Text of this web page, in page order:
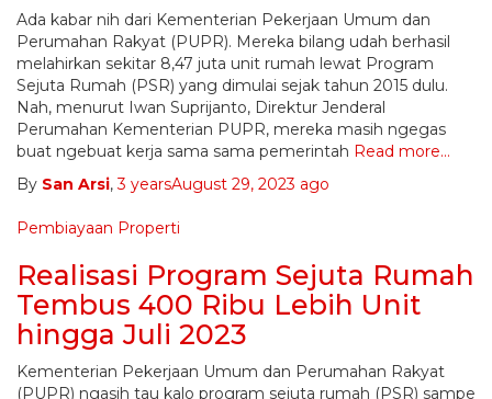
Ada kabar nih dari Kementerian Pekerjaan Umum dan
Perumahan Rakyat (PUPR). Mereka bilang udah berhasil
melahirkan sekitar 8,47 juta unit rumah lewat Program
Sejuta Rumah (PSR) yang dimulai sejak tahun 2015 dulu.
Nah, menurut Iwan Suprijanto, Direktur Jenderal
Perumahan Kementerian PUPR, mereka masih ngegas
buat ngebuat kerja sama sama pemerintah Read more…
By San Arsi,3 yearsAugust 29, 2023 ago
Pembiayaan Properti
Realisasi Program Sejuta Rumah
Tembus 400 Ribu Lebih Unit
hingga Juli 2023
Kementerian Pekerjaan Umum dan Perumahan Rakyat
(PUPR) ngasih tau kalo program sejuta rumah (PSR) sampe